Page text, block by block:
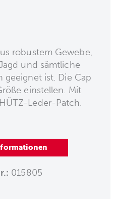
robustem Gewebe,
und sämtliche
ist. Die Cap
einstellen. Mit
Leder-Patch.
015805